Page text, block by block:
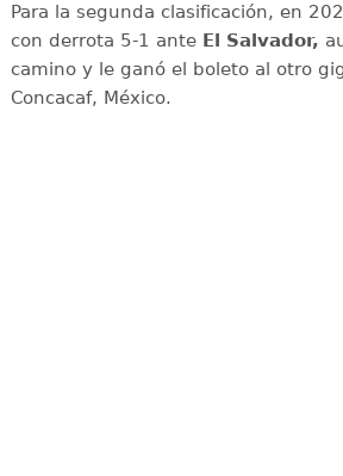
Para la segunda clasificación, en
con derrota 5-1 ante El Salvador,
camino y le ganó el boleto al otro
Concacaf, México.